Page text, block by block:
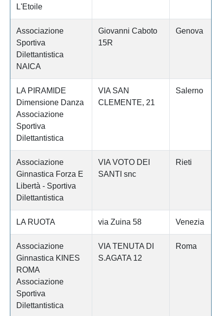
L'Etoile
Associazione
Sportiva
Dilettantistica
NAICA
Giovanni Caboto
15R
Genova
LA PIRAMIDE
Dimensione Danza
Associazione
Sportiva
Dilettantistica
VIA SAN
CLEMENTE, 21
Salerno
Associazione
Ginnastica Forza E
Libertà - Sportiva
Dilettantistica
VIA VOTO DEI
SANTI snc
Rieti
LA RUOTA via Zuina 58 Venezia
Associazione
Ginnastica KINES
ROMA
Associazione
Sportiva
Dilettantistica
VIA TENUTA DI
S.AGATA 12
Roma